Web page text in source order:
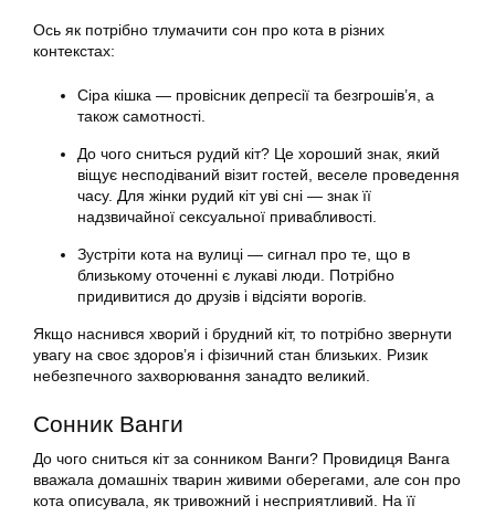
Ось як потрібно тлумачити сон про кота в різних
контекстах:
Сіра кішка — провісник депресії та безгрошів’я, а
також самотності.
До чого сниться рудий кіт? Це хороший знак, який
віщує несподіваний візит гостей, веселе проведення
часу. Для жінки рудий кіт уві сні — знак її
надзвичайної сексуальної привабливості.
Зустріти кота на вулиці — сигнал про те, що в
близькому оточенні є лукаві люди. Потрібно
придивитися до друзів і відсіяти ворогів.
Якщо наснився хворий і брудний кіт, то потрібно звернути
увагу на своє здоров’я і фізичний стан близьких. Ризик
небезпечного захворювання занадто великий.
Сонник Ванги
До чого сниться кіт за сонником Ванги? Провидиця Ванга
вважала домашніх тварин живими оберегами, але сон про
кота описувала, як тривожний і несприятливий. На її